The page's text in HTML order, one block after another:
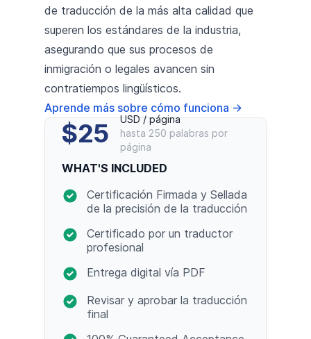
de traducción de la más alta calidad que
superen los estándares de la industria,
asegurando que sus procesos de
inmigración o legales avancen sin
contratiempos lingüísticos.
Aprende más sobre cómo funciona →
$25
USD / página
hasta 250 palabras por
página
WHAT'S INCLUDED
Certificación Firmada y Sellada
de la precisión de la traducción
Certificado por un traductor
profesional
Entrega digital vía PDF
Revisar y aprobar la traducción
final